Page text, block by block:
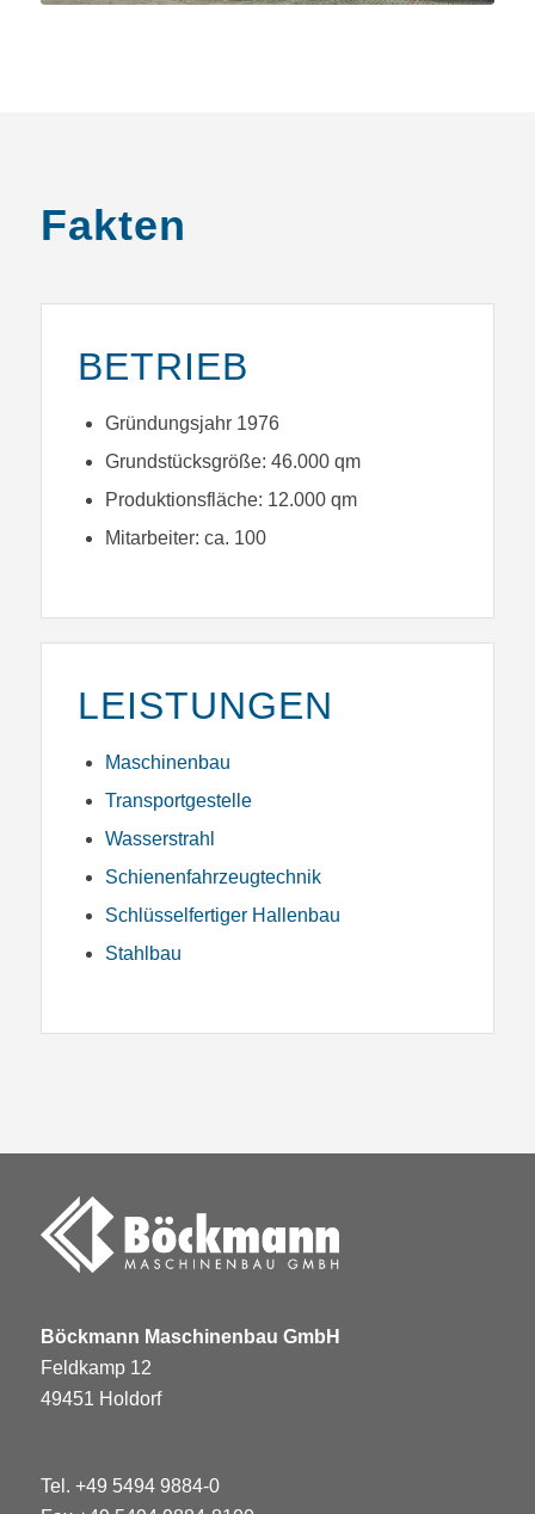
Fakten
BETRIEB
Gründungsjahr 1976
Grundstücksgröße: 46.000 qm
Produktionsfläche: 12.000 qm
Mitarbeiter: ca. 100
LEISTUNGEN
Maschinenbau
Transportgestelle
Wasserstrahl
Schienenfahrzeugtechnik
Schlüsselfertiger Hallenbau
Stahlbau
Böckmann Maschinenbau GmbH
Feldkamp 12
49451 Holdorf
Tel. +49 5494 9884-0